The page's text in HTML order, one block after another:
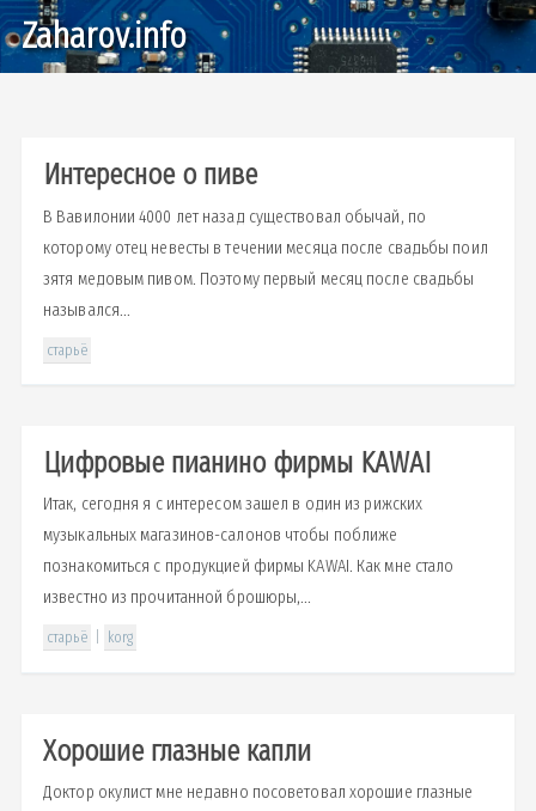
Zaharov.info
Интересное о пиве
В Вавилонии 4000 лет назад существовал обычай, по
которому отец невесты в течении месяца после свадьбы поил
зятя медовым пивом. Поэтому первый месяц после свадьбы
назывался...
старьё
Цифровые пианино фирмы KAWAI
Итак, сегодня я с интересом зашел в один из рижских
музыкальных магазинов-салонов чтобы поближе
познакомиться с продукцией фирмы KAWAI. Как мне стало
известно из прочитанной брошюры,...
старьё korg
Хорошие глазные капли
Доктор окулист мне недавно посоветовал хорошие глазные